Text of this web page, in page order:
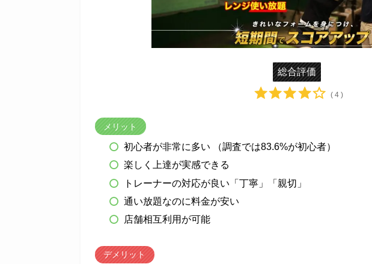
総合評価
( 4 )
メリット
初心者が非常に多い （調査では83.6%が初心者）
楽しく上達が実感できる
トレーナーの対応が良い「丁寧」「親切」
通い放題なのに料金が安い
店舗相互利用が可能
デメリット